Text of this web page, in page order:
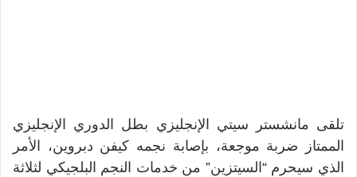
تلقى مانشستر سيتي الإنجليزي بطل الدوري الإنجليزي
الممتاز ضربة موجعة، بإصابة نجمه كيفن دبروين، الأمر
الذي سيحرم “السيتزين” من خدمات النجم البلجيكي لثلاثة